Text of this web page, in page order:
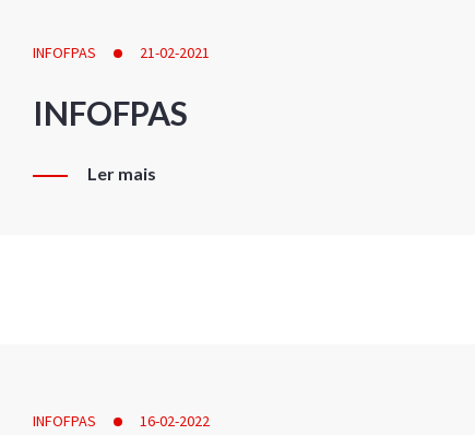
INFOFPAS 21-02-2021
INFOFPAS
Ler mais
INFOFPAS 16-02-2022